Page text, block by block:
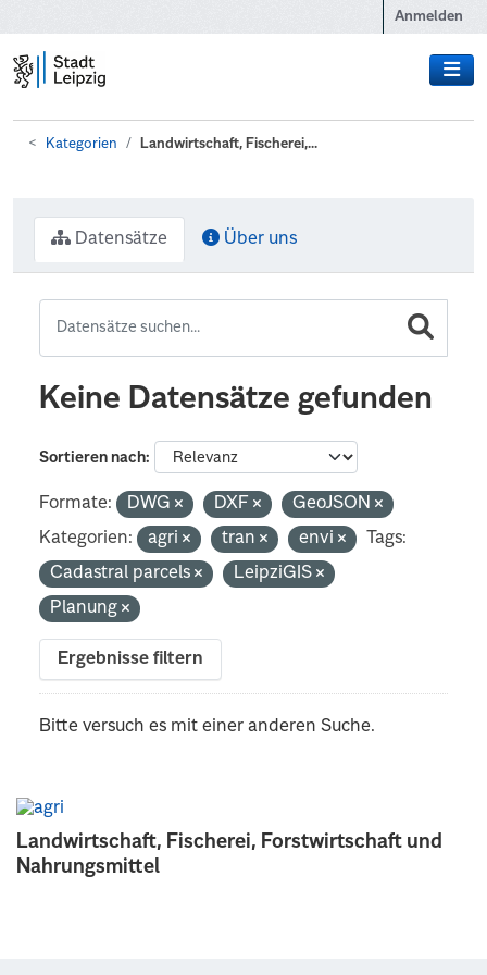
Anmelden
Kategorien Landwirtschaft, Fischerei,...
Landwirtschaft, Fischerei, Forstwirtschaft und
Nahrungsmittel
Datensätze Über uns
Keine Datensätze gefunden
Sortieren nach
Formate: DWG DXF
GeoJSON
Kategorien:
agri tran envi
Tags:
Cadastral parcels
LeipziGIS
Planung
Ergebnisse filtern
Bitte versuch es mit einer anderen Suche.